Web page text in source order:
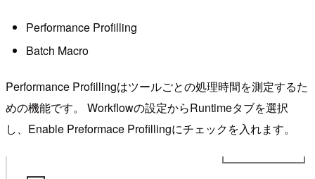
Performance Profilling
Batch Macro
Performance Profillingはツールごとの処理時間を測定するた
めの機能です。 Workflowの設定からRuntimeタブを選択
し、Enable Preformace Profillingにチェックを入れます。